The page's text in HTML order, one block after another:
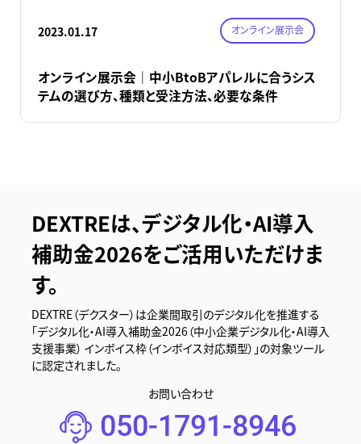
2023.01.17 オンライン展示会
オンライン展示会｜中小BtoBアパレルに合うシス
テムの選び方、種類と受注方法、必要な条件
DEXTREは、デジタル化・AI導入
補助金2026をご活用いただけま
す。
DEXTRE（デクスター）は企業間取引のデジタル化を推進する
「デジタル化・AI導入補助金2026（中小企業デジタル化・AI導入
支援事業） インボイス枠（インボイス対応類型）」の対象ツール
に認定されました。
お問い合わせ
050-1791-8946